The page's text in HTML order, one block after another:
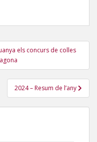
els concurs de colles
2024 – Resum de l’any